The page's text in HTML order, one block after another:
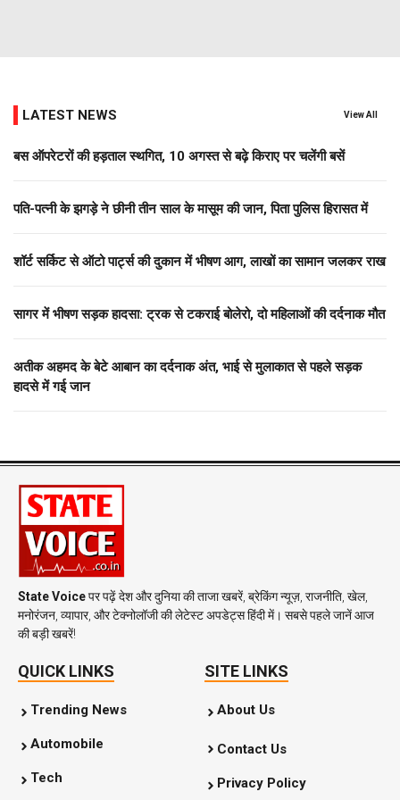
LATEST NEWS View All
बस ऑपरेटरों की हड़ताल स्थगित, 10 अगस्त से बढ़े किराए पर चलेंगी बसें
पति-पत्नी के झगड़े ने छीनी तीन साल के मासूम की जान, पिता पुलिस हिरासत में
शॉर्ट सर्किट से ऑटो पार्ट्स की दुकान में भीषण आग, लाखों का सामान जलकर राख
सागर में भीषण सड़क हादसा: ट्रक से टकराई बोलेरो, दो महिलाओं की दर्दनाक मौत
अतीक अहमद के बेटे आबान का दर्दनाक अंत, भाई से मुलाकात से पहले सड़क
हादसे में गई जान
State Voiceपर पढ़ें देश और दुनिया की ताजा खबरें, ब्रेकिंग न्यूज़, राजनीति, खेल,
मनोरंजन, व्यापार, और टेक्नोलॉजी की लेटेस्ट अपडेट्स हिंदी में। सबसे पहले जानें आज
की बड़ी खबरें!
QUICK LINKS
Trending News
Automobile
Tech
SITE LINKS
About Us
Contact Us
Privacy Policy